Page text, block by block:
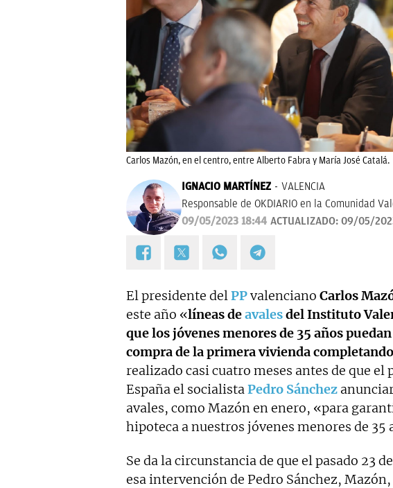
Carlos Mazón, en el centro, entre Alberto Fabra y María José Catalá.
IGNACIO MARTÍNEZ
VALENCIA
Responsable de OKDIARIO en la Comunidad
09/05/2023 18:44 ACTUALIZADO: 09/05/
El presidente delPPvalenciano Carlos
este año «líneas deavalesdel Instituto
que los jóvenes menores de 35 años
compra de la primera vivienda
realizado casi cuatro meses antes de que el
España el socialistaPedro Sánchez
avales, como Mazón en enero, «para
hipoteca a nuestros jóvenes menores de 35
Se da la circunstancia de que el pasado 23
esa intervención de Pedro Sánchez,